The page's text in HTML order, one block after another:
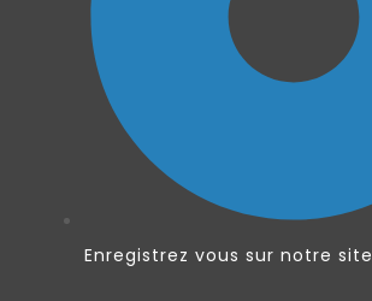
Enregistrez vous sur notre site